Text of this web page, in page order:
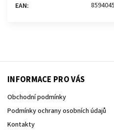
EAN:
INFORMACE PRO VÁS
Obchodní podmínky
Podmínky ochrany osobních údajů
Kontakty